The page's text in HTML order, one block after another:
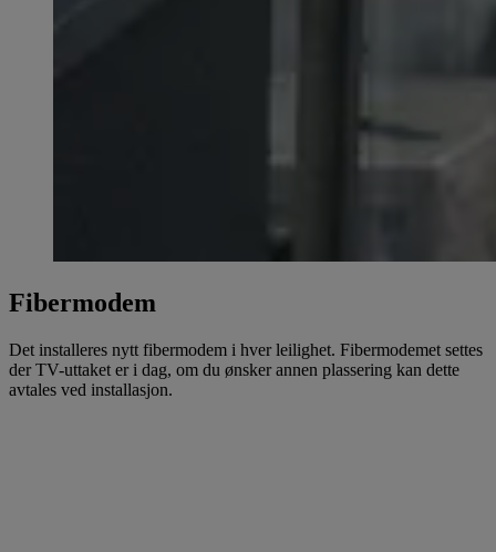
Fibermodem
Det installeres nytt fibermodem i hver leilighet. Fibermodemet settes
der TV-uttaket er i dag, om du ønsker annen plassering kan dette
avtales ved installasjon.